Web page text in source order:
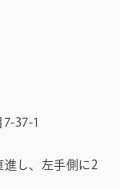
37-1
し、左手側に2